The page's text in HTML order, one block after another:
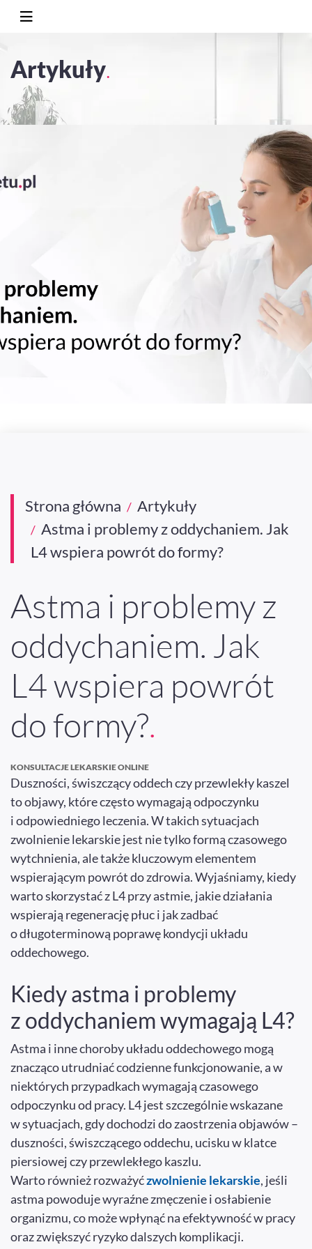
Artykuły.
Strona główna
Artykuły
Astma i problemy z oddychaniem. Jak
L4 wspiera powrót do formy?
Astma i problemy z
oddychaniem. Jak
L4 wspiera powrót
do formy?.
KONSULTACJE LEKARSKIE ONLINE
Duszności, świszczący oddech czy przewlekły kaszel
to objawy, które często wymagają odpoczynku
i odpowiedniego leczenia. W takich sytuacjach
zwolnienie lekarskie jest nie tylko formą czasowego
wytchnienia, ale także kluczowym elementem
wspierającym powrót do zdrowia. Wyjaśniamy, kiedy
warto skorzystać z L4 przy astmie, jakie działania
wspierają regenerację płuc i jak zadbać
o długoterminową poprawę kondycji układu
oddechowego.
Kiedy astma i problemy
z oddychaniem wymagają L4?
Astma i inne choroby układu oddechowego mogą
znacząco utrudniać codzienne funkcjonowanie, a w
niektórych przypadkach wymagają czasowego
odpoczynku od pracy. L4 jest szczególnie wskazane
w sytuacjach, gdy dochodzi do zaostrzenia objawów –
duszności, świszczącego oddechu, ucisku w klatce
piersiowej czy przewlekłego kaszlu.
Warto również rozważyćzwolnienie lekarskie, jeśli
astma powoduje wyraźne zmęczenie i osłabienie
organizmu, co może wpłynąć na efektywność w pracy
oraz zwiększyć ryzyko dalszych komplikacji.